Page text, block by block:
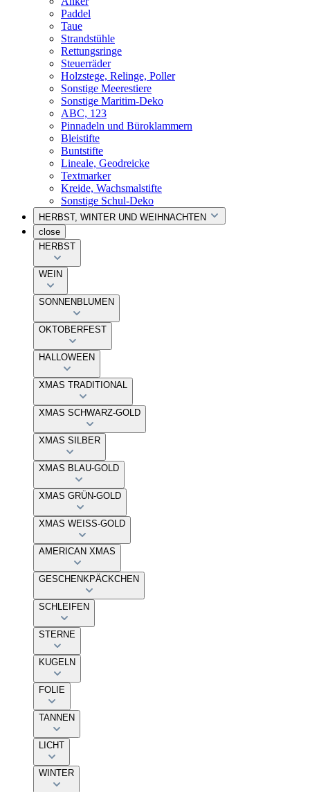
Paddel
Taue
Strandstühle
Rettungsringe
Steuerräder
Holzstege, Relinge, Poller
Sonstige Meerestiere
Sonstige Maritim-Deko
ABC, 123
Pinnadeln und Büroklammern
Bleistifte
Buntstifte
Lineale, Geodreicke
Textmarker
Kreide, Wachsmalstifte
Sonstige Schul-Deko
HERBST, WINTER UND WEIHNACHTEN
close
HERBST
WEIN
SONNENBLUMEN
OKTOBERFEST
HALLOWEEN
XMAS TRADITIONAL
XMAS SCHWARZ-GOLD
XMAS SILBER
XMAS BLAU-GOLD
XMAS GRÜN-GOLD
XMAS WEISS-GOLD
AMERICAN XMAS
GESCHENKPÄCKCHEN
SCHLEIFEN
STERNE
KUGELN
FOLIE
TANNEN
LICHT
WINTER